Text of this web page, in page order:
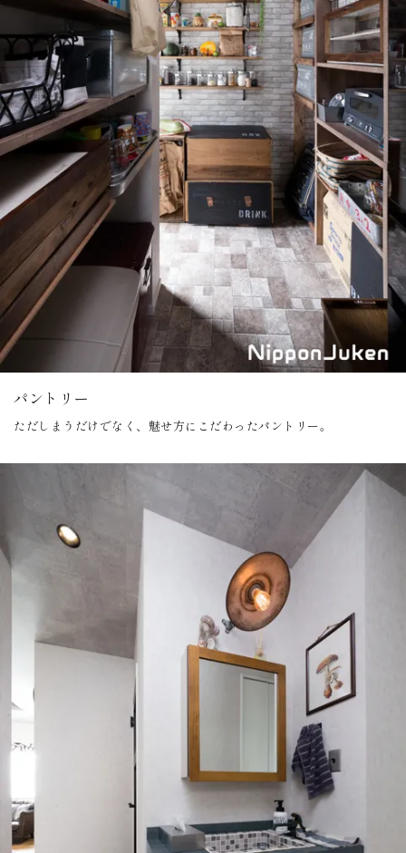
パントリー
ただしまうだけでなく、魅せ方にこだわったパントリー。